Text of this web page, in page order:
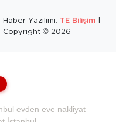
Haber Yazılımı: TE Bilişim
Copyright © 2026
evden eve nakliyat